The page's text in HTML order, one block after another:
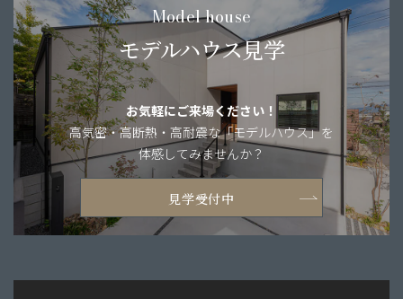
Model house
モデルハウス見学
お気軽にご来場ください！
高気密・高断熱・ 高耐震な「モデルハウス」を
体感してみませんか？
見学受付中